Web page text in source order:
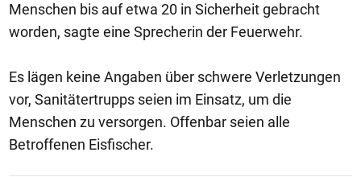
Menschen bis auf etwa 20 in Sicherheit gebracht
worden, sagte eine Sprecherin der Feuerwehr.
Es lägen keine Angaben über schwere Verletzungen
vor, Sanitätertrupps seien im Einsatz, um die
Menschen zu versorgen. Offenbar seien alle
Betroffenen Eisfischer.